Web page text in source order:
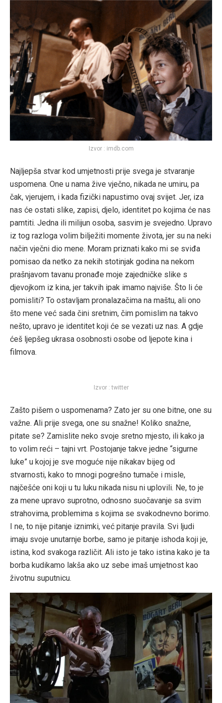
Izvor : imdb.com
Najljepša stvar kod umjetnosti prije svega je stvaranje
uspomena. One u nama žive vječno, nikada ne umiru, pa
čak, vjerujem, i kada fizički napustimo ovaj svijet. Jer, iza
nas će ostati slike, zapisi, djelo, identitet po kojima će nas
pamtiti. Jedna ili milijun osoba, sasvim je svejedno. Upravo
iz tog razloga volim bilježiti momente života, jer su na neki
način vječni dio mene. Moram priznati kako mi se sviđa
pomisao da netko za nekih stotinjak godina na nekom
prašnjavom tavanu pronađe moje zajedničke slike s
djevojkom iz kina, jer takvih ipak imamo najviše. Što li će
pomisliti? To ostavljam pronalazačima na maštu, ali ono
što mene već sada čini sretnim, čim pomislim na takvo
nešto, upravo je identitet koji će se vezati uz nas. A gdje
ćeš ljepšeg ukrasa osobnosti osobe od ljepote kina i
filmova.
Izvor : twitter
Zašto pišem o uspomenama? Zato jer su one bitne, one su
važne. Ali prije svega, one su snažne! Koliko snažne,
pitate se? Zamislite neko svoje sretno mjesto, ili kako ja
to volim reći – tajni vrt. Postojanje takve jedne “sigurne
luke” u kojoj je sve moguće nije nikakav bijeg od
stvarnosti, kako to mnogi pogrešno tumače i misle,
najčešće oni koji u tu luku nikada nisu ni uplovili. Ne, to je
za mene upravo suprotno, odnosno suočavanje sa svim
strahovima, problemima s kojima se svakodnevno borimo.
I ne, to nije pitanje iznimki, već pitanje pravila. Svi ljudi
imaju svoje unutarnje borbe, samo je pitanje ishoda koji je,
istina, kod svakoga različit. Ali isto je tako istina kako je ta
borba kudikamo lakša ako uz sebe imaš umjetnost kao
životnu suputnicu.